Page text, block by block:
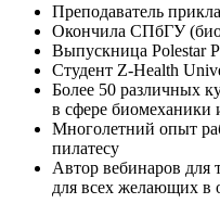
Преподаватель
Окончила СПбГУ
Выпускница Polestar
Студент Z-Health
Более 50 различных
в сфере биомеханики
Многолетний опыт
пилатесу
Автор вебинаров для
для всех желающих в